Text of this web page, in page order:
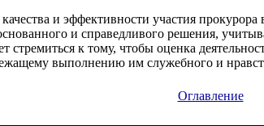
и эффективности участия
и справедливого решения,
стремиться к тому, чтобы оценка
выполнению им служебного и
Оглавление